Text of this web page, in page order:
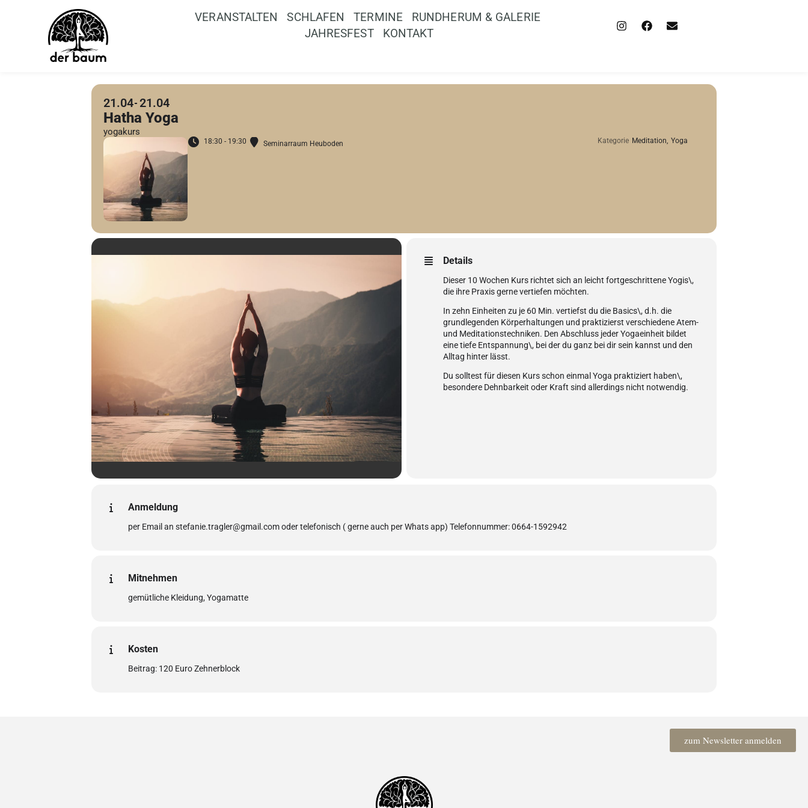
VERANSTALTEN SCHLAFEN TERMINE
RUNDHERUM & GALERIE
JAHRESFEST
KONTAKT
21.04 21.04
Hatha Yoga
yogakurs
18:30 - 19:30 Seminarraum Heuboden Kategorie Meditation, Yoga
Details
Dieser 10 Wochen Kurs richtet sich an leicht fortgeschrittene Yogis\,
die ihre Praxis gerne vertiefen möchten.
In zehn Einheiten zu je 60 Min. vertiefst du die Basics\, d.h. die
grundlegenden Körperhaltungen und praktizierst verschiedene Atem-
und Meditationstechniken. Den Abschluss jeder Yogaeinheit bildet
eine tiefe Entspannung\, bei der du ganz bei dir sein kannst und den
Alltag hinter lässt.
Du solltest für diesen Kurs schon einmal Yoga praktiziert haben\,
besondere Dehnbarkeit oder Kraft sind allerdings nicht notwendig.
Anmeldung
per Email an stefanie.tragler@gmail.com oder telefonisch ( gerne auch per Whats app) Telefonnummer: 0664-1592942
Mitnehmen
gemütliche Kleidung, Yogamatte
Kosten
Beitrag: 120 Euro Zehnerblock
zum Newsletter anmelden